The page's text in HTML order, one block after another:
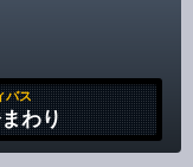
バス
わり